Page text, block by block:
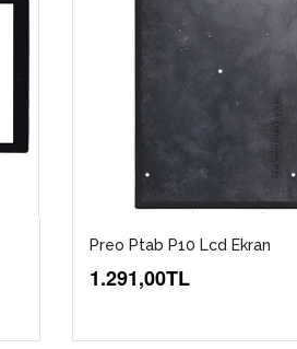
Preo Ptab P10 Lcd Ekran
1.291,00TL